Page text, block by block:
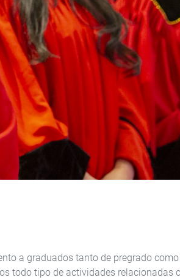
a graduados tanto de pregrado
todo tipo de actividades relacionadas